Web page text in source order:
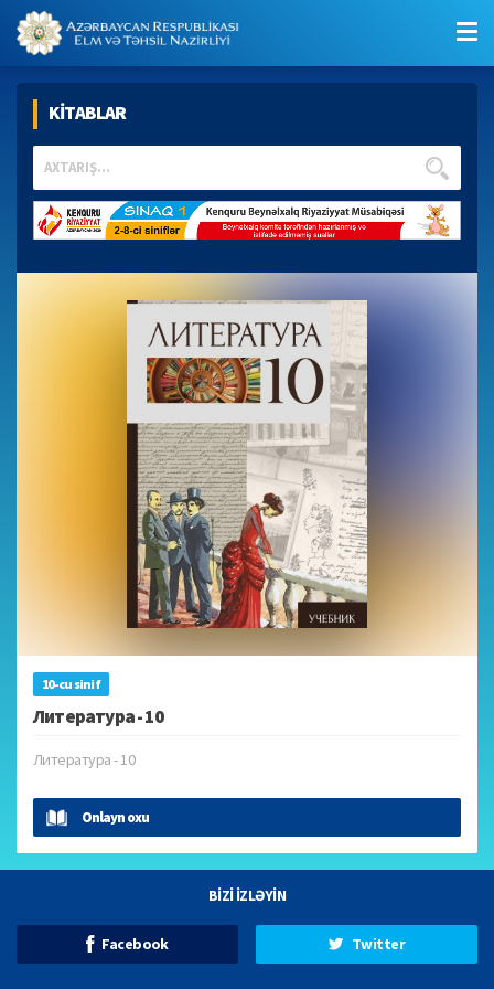
KİTABLAR
10-cu sinif
Литература - 10
Литература - 10
Onlayn oxu
BİZİ İZLƏYİN
Facebook Twitter